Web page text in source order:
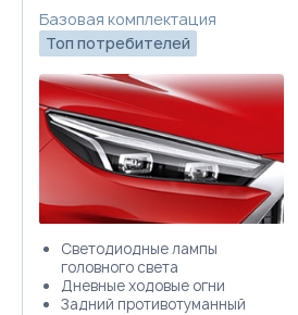
Trade-in
Забронировать
Базовая комплектация
Топ потребителей
Светодиодные лампы
головного света
Дневные ходовые огни
Задний противотуманный